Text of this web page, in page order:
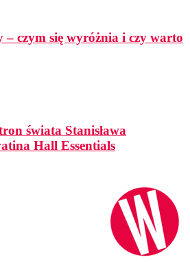
czym się wyróżnia i czy warto
świata Stanisława
Hall Essentials